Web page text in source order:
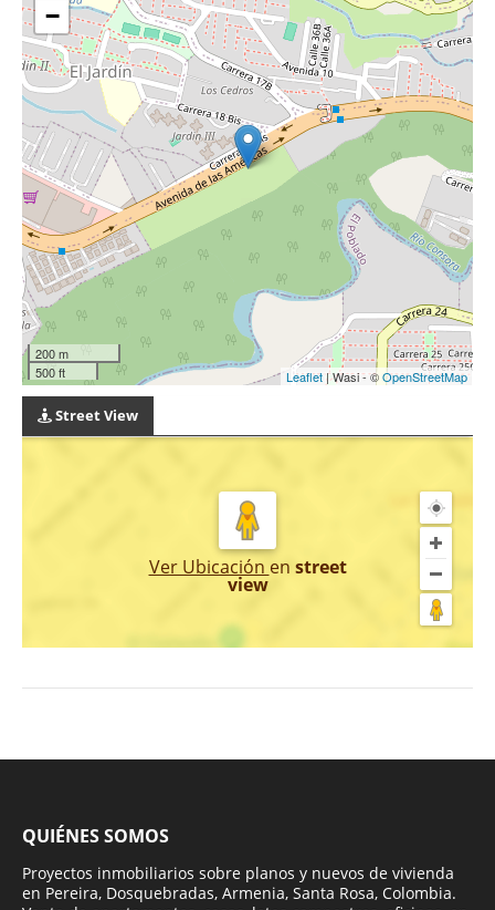
−
200 m
500 ft
Leaflet| Wasi - ©OpenStreetMap
Street View
Ver Ubicación en street
view
QUIÉNES SOMOS
Proyectos inmobiliarios sobre planos y nuevos de vivienda
en Pereira, Dosquebradas, Armenia, Santa Rosa, Colombia.